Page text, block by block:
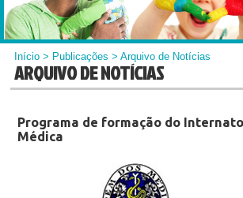
Início > Publicações > Arquivo de Notícias
ARQUIVO DE NOTÍCIAS
Programa de formação do
Médica